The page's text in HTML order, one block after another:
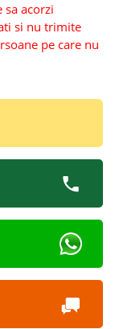
sa acorzi
si nu trimite
pe care nu